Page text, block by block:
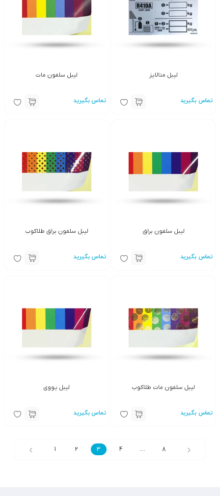
لیبل متالایز
تماس بگیرید
لیبل سلفون مات
تماس بگیرید
لیبل سلفون براق
تماس بگیرید
لیبل سلفون براق طلاکوب
تماس بگیرید
لیبل سلفون مات طلاکوب
تماس بگیرید
لیبل یووی
تماس بگیرید
1 2 3 4 … 8